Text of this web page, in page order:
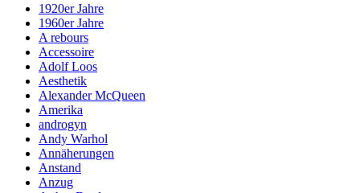
1920er Jahre
1960er Jahre
A rebours
Accessoire
Adolf Loos
Aesthetik
Alexander McQueen
Amerika
androgyn
Andy Warhol
Annäherungen
Anstand
Anzug